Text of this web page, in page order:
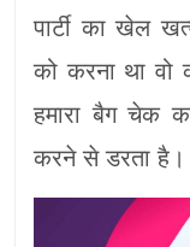
पार्टी का खेल
को करना था वो
हमारा बैग चेक
करने से डरता है।